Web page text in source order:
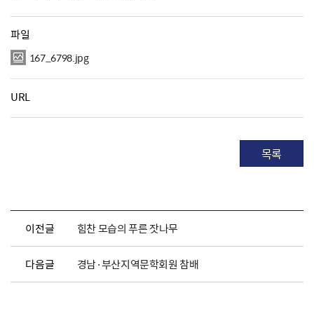
파일
167_6798.jpg
URL
목록
이전글 힘찬 모습의 푸른 잣나무
다음글 경남·부산지역문학회원 참배